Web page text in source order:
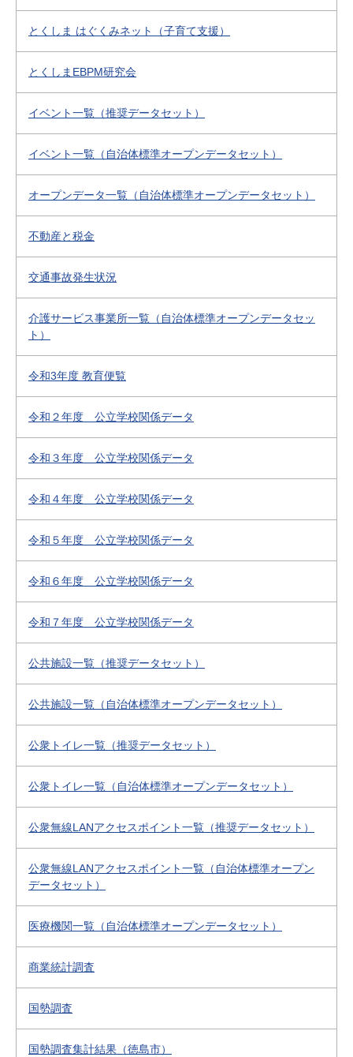
とくしま はぐくみネット（子育て支援）
とくしまEBPM研究会
イベント一覧（推奨データセット）
イベント一覧（自治体標準オープンデータセット）
オープンデータ一覧（自治体標準オープンデータセット）
不動産と税金
交通事故発生状況
介護サービス事業所一覧（自治体標準オープンデータセッ
ト）
令和3年度 教育便覧
令和２年度 公立学校関係データ
令和３年度 公立学校関係データ
令和４年度 公立学校関係データ
令和５年度 公立学校関係データ
令和６年度 公立学校関係データ
令和７年度 公立学校関係データ
公共施設一覧（推奨データセット）
公共施設一覧（自治体標準オープンデータセット）
公衆トイレ一覧（推奨データセット）
公衆トイレ一覧（自治体標準オープンデータセット）
公衆無線LANアクセスポイント一覧（推奨データセット）
公衆無線LANアクセスポイント一覧（自治体標準オープン
データセット）
医療機関一覧（自治体標準オープンデータセット）
商業統計調査
国勢調査
国勢調査集計結果（徳島市）